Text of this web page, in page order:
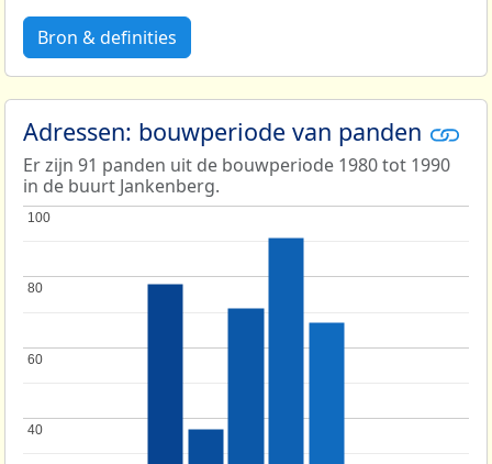
Bron & definities
Adressen: bouwperiode van panden
Er zijn 91 panden uit de bouwperiode 1980 tot 1990
in de buurt Jankenberg.
40
40
60
60
80
80
100
100